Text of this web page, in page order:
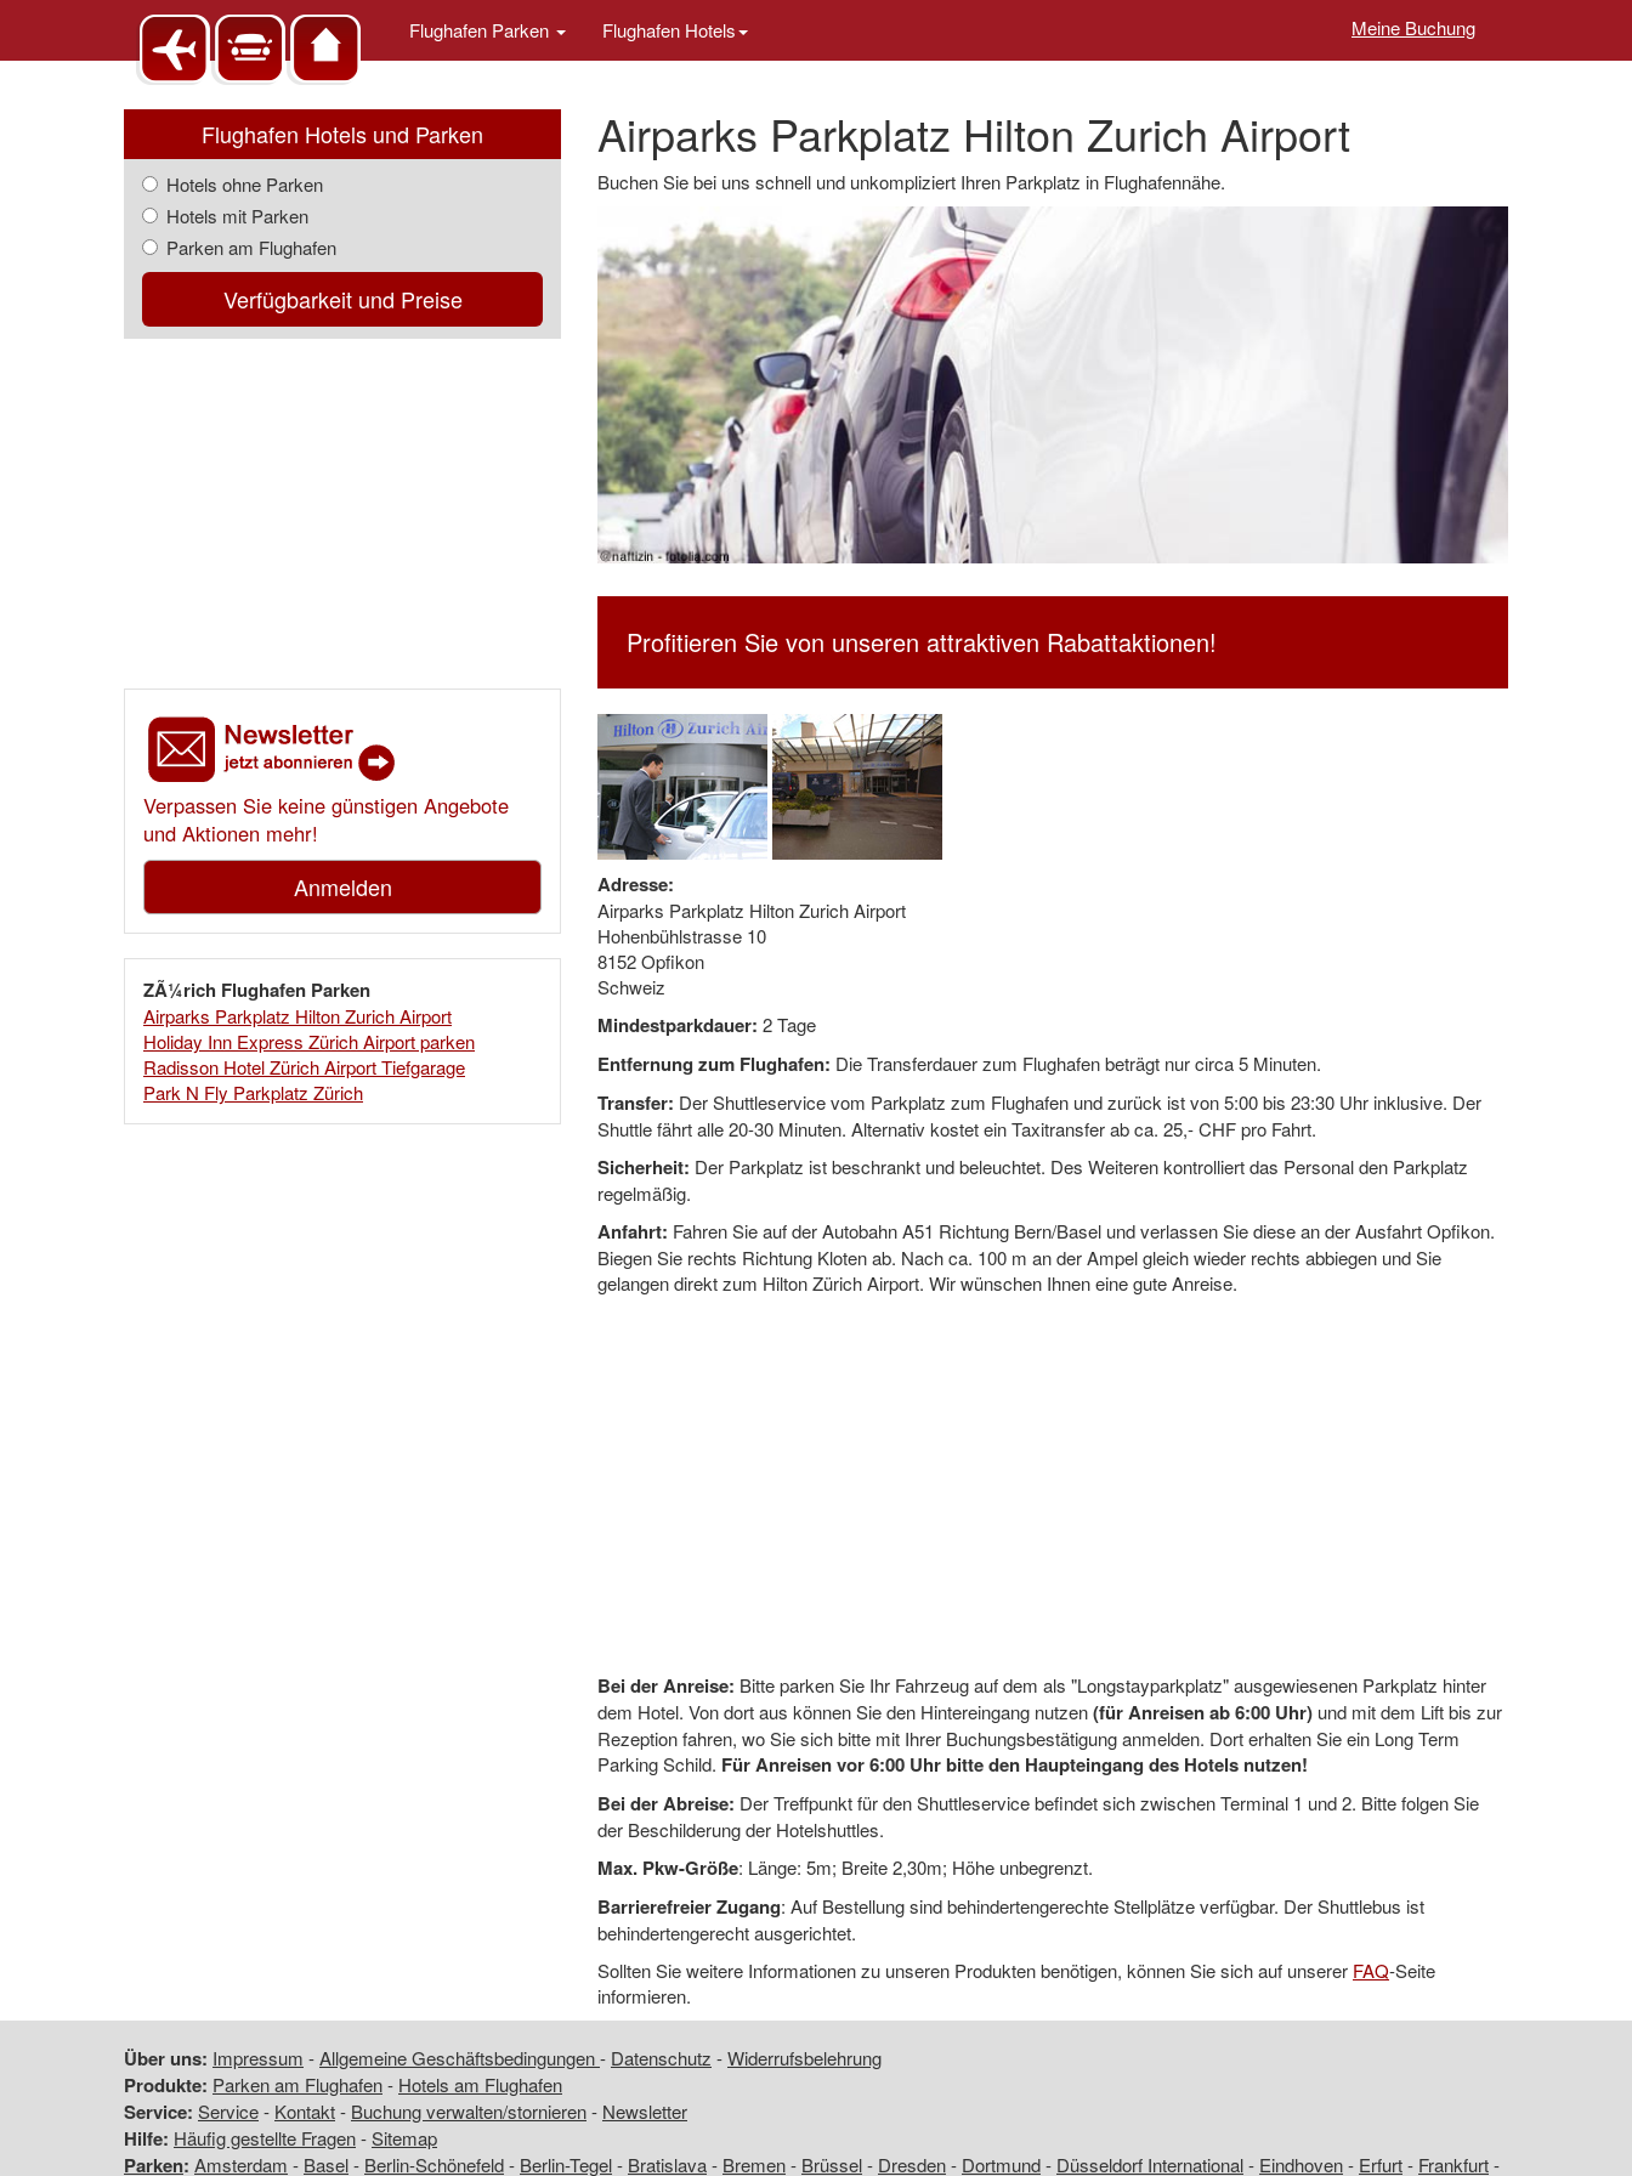
Flughafen Parken Flughafen Hotels Meine Buchung
Flughafen Hotels und Parken
Hotels ohne Parken
Hotels mit Parken
Parken am Flughafen
Verfügbarkeit und Preise
Airparks Parkplatz Hilton Zurich Airport
Buchen Sie bei uns schnell und unkompliziert Ihren Parkplatz in Flughafennähe.
Profitieren Sie von unseren attraktiven Rabattaktionen!
Verpassen Sie keine günstigen Angebote
und Aktionen mehr!
Anmelden
ZÃ¼rich Flughafen Parken
Airparks Parkplatz Hilton Zurich Airport
Holiday Inn Express Zürich Airport parken
Radisson Hotel Zürich Airport Tiefgarage
Park N Fly Parkplatz Zürich
Adresse:
Airparks Parkplatz Hilton Zurich Airport
Hohenbühlstrasse 10
8152 Opfikon
Schweiz
Mindestparkdauer: 2 Tage
Entfernung zum Flughafen: Die Transferdauer zum Flughafen beträgt nur circa 5 Minuten.
Transfer: Der Shuttleservice vom Parkplatz zum Flughafen und zurück ist von 5:00 bis 23:30 Uhr inklusive. Der
Shuttle fährt alle 20-30 Minuten. Alternativ kostet ein Taxitransfer ab ca. 25,- CHF pro Fahrt.
Sicherheit: Der Parkplatz ist beschrankt und beleuchtet. Des Weiteren kontrolliert das Personal den Parkplatz
regelmäßig.
Anfahrt: Fahren Sie auf der Autobahn A51 Richtung Bern/Basel und verlassen Sie diese an der Ausfahrt Opfikon.
Biegen Sie rechts Richtung Kloten ab. Nach ca. 100 m an der Ampel gleich wieder rechts abbiegen und Sie
gelangen direkt zum Hilton Zürich Airport. Wir wünschen Ihnen eine gute Anreise.
Bei der Anreise: Bitte parken Sie Ihr Fahrzeug auf dem als "Longstayparkplatz" ausgewiesenen Parkplatz hinter
dem Hotel. Von dort aus können Sie den Hintereingang nutzen(für Anreisen ab 6:00 Uhr) und mit dem Lift bis zur
Rezeption fahren, wo Sie sich bitte mit Ihrer Buchungsbestätigung anmelden. Dort erhalten Sie ein Long Term
Parking Schild. Für Anreisen vor 6:00 Uhr bitte den Haupteingang des Hotels nutzen!
Bei der Abreise: Der Treffpunkt für den Shuttleservice befindet sich zwischen Terminal 1 und 2. Bitte folgen Sie
der Beschilderung der Hotelshuttles.
Max. Pkw-Größe: Länge: 5m; Breite 2,30m; Höhe unbegrenzt.
Barrierefreier Zugang: Auf Bestellung sind behindertengerechte Stellplätze verfügbar. Der Shuttlebus ist
behindertengerecht ausgerichtet.
Sollten Sie weitere Informationen zu unseren Produkten benötigen, können Sie sich auf unserer FAQ-Seite
informieren.
Über uns: Impressum -Allgemeine Geschäftsbedingungen- Datenschutz -Widerrufsbelehrung
Produkte: Parken am Flughafen- Hotels am Flughafen
Service: Service- Kontakt- Buchung verwalten/stornieren- Newsletter
Hilfe: Häufig gestellte Fragen-Sitemap
Parken: Amsterdam - Basel- Berlin-Schönefeld- Berlin-Tegel- Bratislava- Bremen- Brüssel- Dresden- Dortmund- Düsseldorf International- Eindhoven- Erfurt- Frankfurt-